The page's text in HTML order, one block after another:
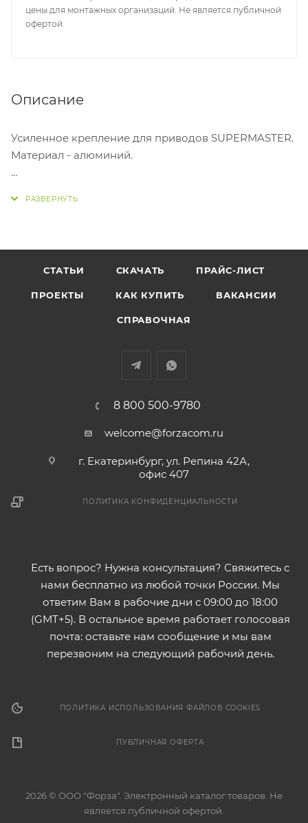
цены для монтажных организаций. Не является публичной
офертой.
Описание
Усиленное крепление для приводов SUPERMASTER.
Материал - алюминий.
СТАТЬИ СКАЧАТЬ ПРАЙС-ЛИСТ
ПРОЕКТЫ КАК КУПИТЬ ВАКАНСИИ
СПРАВОЧНАЯ
8 800 500-9780
welcome@forzacom.ru
г. Екатеринбург, ул. Репина 42А,
офис 407
ПОЛИТИКА КОНФИДЕНЦИАЛЬНОСТИ
Есть вопрос? Нужна консультация? Свяжитесь с
нами бесплатно из любой точки России. Мы
ответим Вам в рабочие дни с 09:00 до 18:00
(GMT+5). В остальное время работает голосовая
почта: оставьте нам сообщение и мы вам
перезвоним на следующий рабочий день.
ПОЛИТИКА ИСПОЛЬЗОВАНИЯ ФАЙЛОВ COOKIES
ПУБЛИЧНАЯ ОФЕРТА
2026 © ООО "Форза". Электронный каталог товаров. Не
является публичной офертой.